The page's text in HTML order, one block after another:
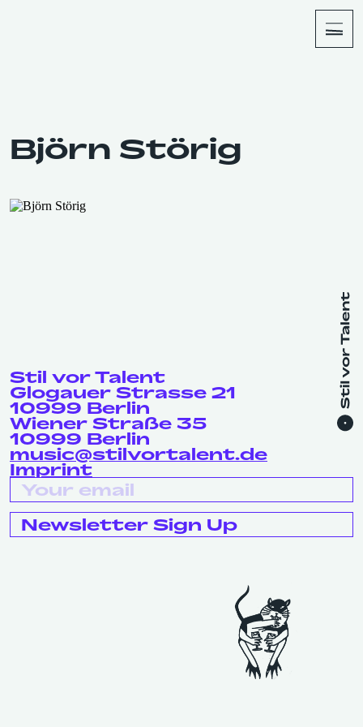
Björn Störig
Stil vor Talent
Glogauer Strasse 21
10999 Berlin
Wiener Straße 35
10999 Berlin
music@stilvortalent.de
Imprint